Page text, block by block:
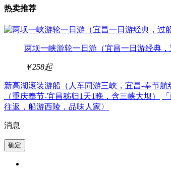
热卖推荐
两坝一峡游轮一日游（宜昌一日游经典，
￥258起
新高湖滚装游船（人车同游三峡，宜昌-奉节航
（重庆奉节-宜昌秭归1天1晚，含三峡大坝）
往返，船游西陵，品味人家〉
消息